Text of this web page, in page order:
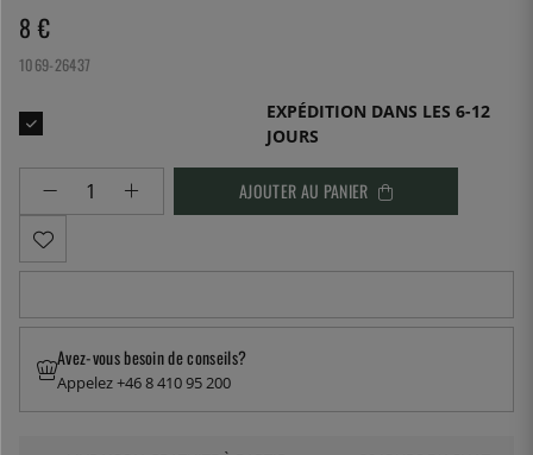
8 €
1069-26437
EXPÉDITION DANS LES 6-12
JOURS
AJOUTER AU PANIER
Avez-vous besoin de conseils?
Appelez +46 8 410 95 200